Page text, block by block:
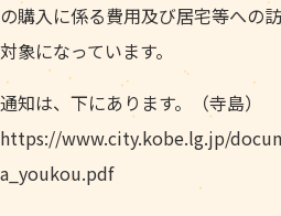
の購入に係る費用及び居宅等への
対象になっています。
通知は、下にあります。（寺島）
https://www.city.kobe.lg.jp/
a_youkou.pdf